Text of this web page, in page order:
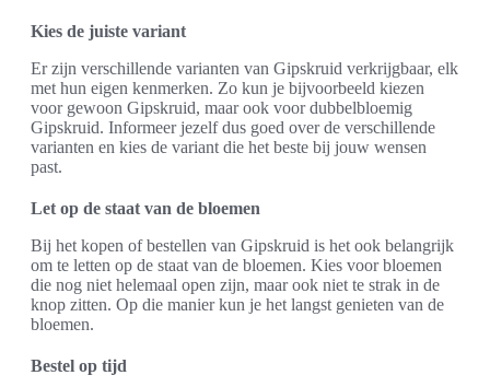
Kies de juiste variant
Er zijn verschillende varianten van Gipskruid verkrijgbaar, elk
met hun eigen kenmerken. Zo kun je bijvoorbeeld kiezen
voor gewoon Gipskruid, maar ook voor dubbelbloemig
Gipskruid. Informeer jezelf dus goed over de verschillende
varianten en kies de variant die het beste bij jouw wensen
past.
Let op de staat van de bloemen
Bij het kopen of bestellen van Gipskruid is het ook belangrijk
om te letten op de staat van de bloemen. Kies voor bloemen
die nog niet helemaal open zijn, maar ook niet te strak in de
knop zitten. Op die manier kun je het langst genieten van de
bloemen.
Bestel op tijd